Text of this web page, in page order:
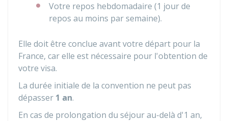
Votre repos hebdomadaire (1 jour de
repos au moins par semaine).
Elle doit être conclue avant votre départ pour la
France, car elle est nécessaire pour l'obtention de
votre visa.
La durée initiale de la convention ne peut pas
dépasser 1 an.
En cas de prolongation du séjour au-delà d'1 an,